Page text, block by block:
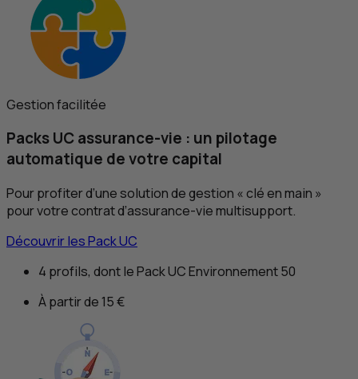
Gestion facilitée
PacksUC assurance-vie : un pilotage
automatique de votre capital
Pour profiter d’une solution de gestion « clé en main »
pour votre contrat d’assurance-vie multisupport.
Découvrir les PackUC
4 profils, dont le PackUCEnvironnement 50
À partir de 15 €